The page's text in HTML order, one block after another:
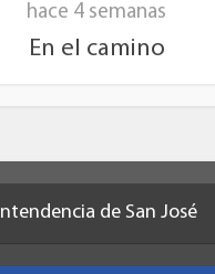
hace 4 semanas
En el camino
Intendencia de San José